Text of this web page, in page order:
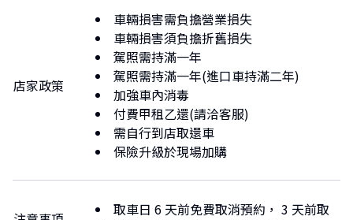
Welcome to Herze Car Rental Zuoying Station Store!
We are located atNo. 396, Gaotie Rd., Zuoying Dist.,
Kaohsiung City . It is a convenient and easy
transportation location, especially close to Zuoying
High Speed ​​Rail Station, Taiwan Railway New Zuoying
station and Airport MRT Zuoying Station. No matter
where you start, you can quickly reach our store .
Our professional team will provide you with a high-
quality car rental experience with dedicated service.
Need any assistance with renting a car? Please feel free
to contact us through LINE official account customer
店家政策
車輛損害需負擔營業損失
車輛損害須負擔折舊損失
駕照需持滿一年
駕照需持滿一年(進口車持滿二年)
加強車內消毒
付費甲租乙還(請洽客服)
需自行到店取還車
保險升級於現場加購
取車日 6 天前免費取消預約， 3 天前取